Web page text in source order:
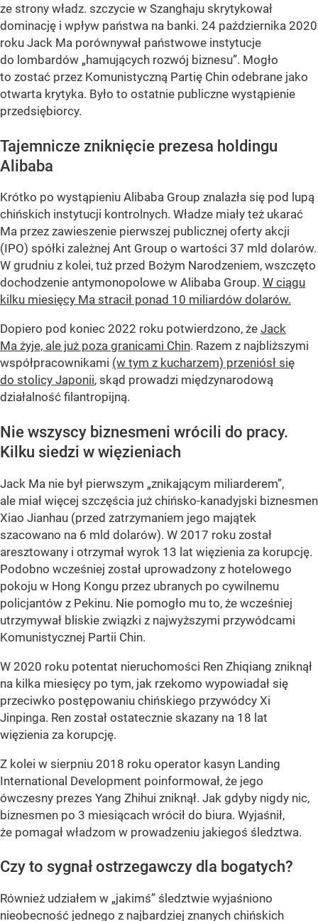
ze strony władz. szczycie w Szanghaju skrytykował
dominację i wpływ państwa na banki. 24 października 2020
roku Jack Ma porównywał państwowe instytucje
do lombardów „hamujących rozwój biznesu”. Mogło
to zostać przez Komunistyczną Partię Chin odebrane jako
otwarta krytyka. Było to ostatnie publiczne wystąpienie
przedsiębiorcy.
Tajemnicze zniknięcie prezesa holdingu
Alibaba
Krótko po wystąpieniu Alibaba Group znalazła się pod lupą
chińskich instytucji kontrolnych. Władze miały też ukarać
Ma przez zawieszenie pierwszej publicznej oferty akcji
(IPO) spółki zależnej Ant Group o wartości 37 mld dolarów.
W grudniu z kolei, tuż przed Bożym Narodzeniem, wszczęto
dochodzenie antymonopolowe w Alibaba Group. W ciągu
kilku miesięcy Ma stracił ponad 10 miliardów dolarów.
Dopiero pod koniec 2022 roku potwierdzono, że Jack
Ma żyje, ale już poza granicami Chin. Razem z najbliższymi
współpracownikami (w tym z kucharzem) przeniósł się
do stolicy Japonii, skąd prowadzi międzynarodową
działalność filantropijną.
Nie wszyscy biznesmeni wrócili do pracy.
Kilku siedzi w więzieniach
Jack Ma nie był pierwszym „znikającym miliarderem”,
ale miał więcej szczęścia już chińsko-kanadyjski biznesmen
Xiao Jianhau (przed zatrzymaniem jego majątek
szacowano na 6 mld dolarów). W 2017 roku został
aresztowany i otrzymał wyrok 13 lat więzienia za korupcję.
Podobno wcześniej został uprowadzony z hotelowego
pokoju w Hong Kongu przez ubranych po cywilnemu
policjantów z Pekinu. Nie pomogło mu to, że wcześniej
utrzymywał bliskie związki z najwyższymi przywódcami
Komunistycznej Partii Chin.
W 2020 roku potentat nieruchomości Ren Zhiqiang zniknął
na kilka miesięcy po tym, jak rzekomo wypowiadał się
przeciwko postępowaniu chińskiego przywódcy Xi
Jinpinga. Ren został ostatecznie skazany na 18 lat
więzienia za korupcję.
Z kolei w sierpniu 2018 roku operator kasyn Landing
International Development poinformował, że jego
ówczesny prezes Yang Zhihui zniknął. Jak gdyby nigdy nic,
biznesmen po 3 miesiącach wrócił do biura. Wyjaśnił,
że pomagał władzom w prowadzeniu jakiegoś śledztwa.
Czy to sygnał ostrzegawczy dla bogatych?
Również udziałem w „jakimś” śledztwie wyjaśniono
nieobecność jednego z najbardziej znanych chińskich